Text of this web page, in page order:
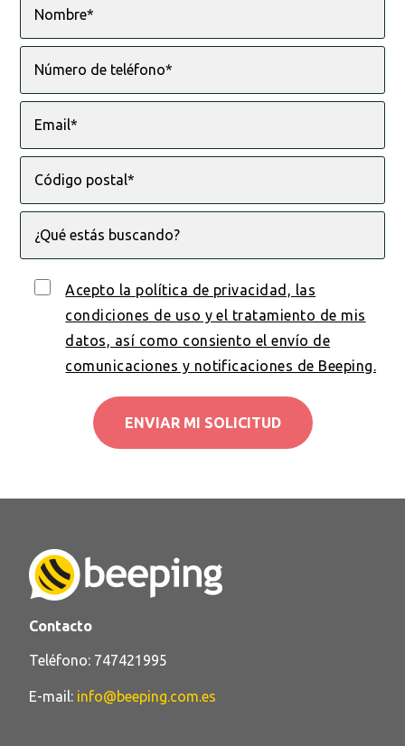
Acepto la política de privacidad, las
condiciones de uso y el tratamiento de mis
datos, así como consiento el envío de
comunicaciones y notificaciones de Beeping.
Contacto
Teléfono: 747421995
E-mail: info@beeping.com.es